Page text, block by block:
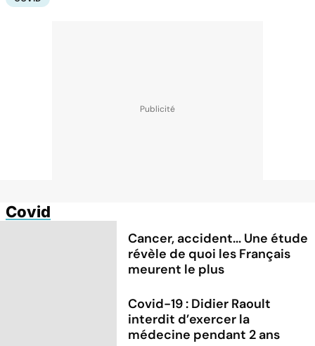
Covid
Cancer, accident... Une étude
révèle de quoi les Français
meurent le plus
Covid-19 : Didier Raoult
interdit d’exercer la
médecine pendant 2 ans